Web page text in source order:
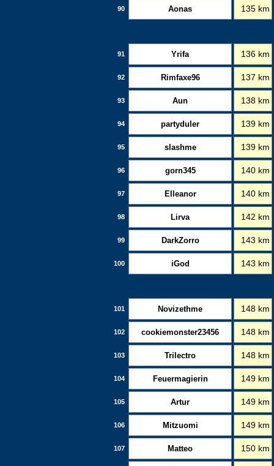
90 Aonas 135 km
91 Yrifa 136 km
92 Rimfaxe96 137 km
93 Aun 138 km
94 partyduler 139 km
95 slashme 139 km
96 gorn345 140 km
97 Elleanor 140 km
98 Lirva 142 km
99 DarkZorro 143 km
100 iGod 143 km
101 Novizethme 148 km
102 cookiemonster23456 148 km
103 Trilectro 148 km
104 Feuermagierin 149 km
105 Artur 149 km
106 Mitzuomi 149 km
107 Matteo 150 km